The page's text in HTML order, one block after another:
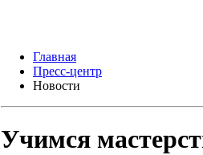
Главная
Пресс-центр
Новости
Учимся